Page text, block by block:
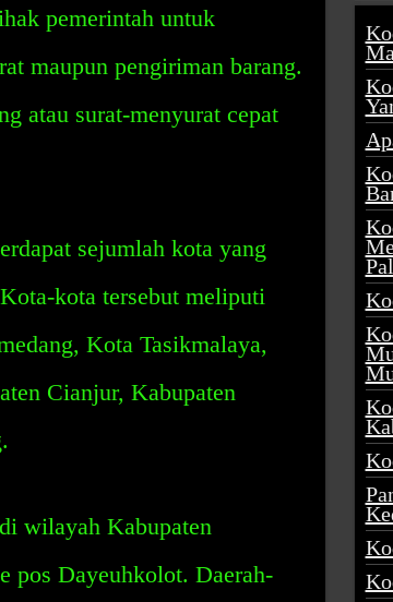
pemerintah untuk
maupun pengiriman barang.
atau surat-menyurat cepat
sejumlah kota yang
kota tersebut meliputi
Kota Tasikmalaya,
Cianjur, Kabupaten
wilayah Kabupaten
pos Dayeuhkolot. Daerah-